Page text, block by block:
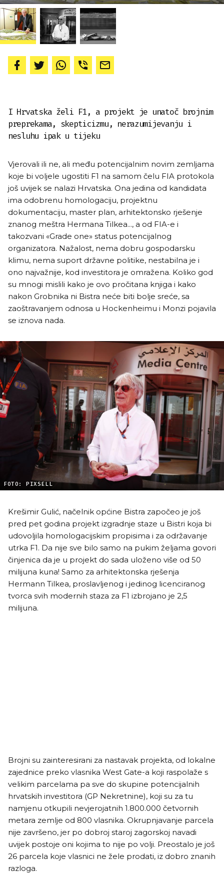
I Hrvatska želi F1, a projekt je unatoč brojnim
preprekama, skepticizmu, nerazumijevanju i
nesluhu ipak u tijeku
Vjerovali ili ne, ali među potencijalnim novim zemljama
koje bi voljele ugostiti F1 na samom čelu FIA protokola
još uvijek se nalazi Hrvatska. Ona jedina od kandidata
ima odobrenu homologaciju, projektnu
dokumentaciju, master plan, arhitektonsko rješenje
znanog meštra Hermana Tilkea..., a od FIA-e i
takozvani «Grade one» status potencijalnog
organizatora. Nažalost, nema dobru gospodarsku
klimu, nema suport državne politike, nestabilna je i
ono najvažnije, kod investitora je omražena. Koliko god
su mnogi mislili kako je ovo pročitana knjiga i kako
nakon Grobnika ni Bistra neće biti bolje sreće, sa
zaoštravanjem odnosa u Hockenheimu i Monzi pojavila
se iznova nada.
FOTO: PIXSELL
Krešimir Gulić, načelnik općine Bistra započeo je još
pred pet godina projekt izgradnje staze u Bistri koja bi
udovoljila homologacijskim propisima i za održavanje
utrka F1. Da nije sve bilo samo na pukim željama govori
činjenica da je u projekt do sada uloženo više od 50
milijuna kuna! Samo za arhitektonska rješenja
Hermann Tilkea, proslavljenog i jedinog licenciranog
tvorca svih modernih staza za F1 izbrojano je 2,5
milijuna.
Brojni su zainteresirani za nastavak projekta, od lokalne
zajednice preko vlasnika West Gate-a koji raspolaže s
velikim parcelama pa sve do skupine potencijalnih
hrvatskih investitora (GP Nekretnine), koji su za tu
namjenu otkupili nevjerojatnih 1.800.000 četvornih
metara zemlje od 800 vlasnika. Okrupnjavanje parcela
nije završeno, jer po dobroj staroj zagorskoj navadi
uvijek postoje oni kojima to nije po volji. Preostalo je još
26 parcela koje vlasnici ne žele prodati, iz dobro znanih
razloga.